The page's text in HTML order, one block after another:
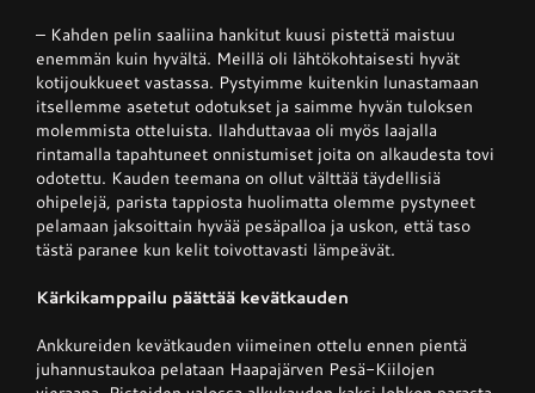
– Kahden pelin saaliina hankitut kuusi pistettä maistuu
enemmän kuin hyvältä. Meillä oli lähtökohtaisesti hyvät
kotijoukkueet vastassa. Pystyimme kuitenkin lunastamaan
itsellemme asetetut odotukset ja saimme hyvän tuloksen
molemmista otteluista. Ilahduttavaa oli myös laajalla
rintamalla tapahtuneet onnistumiset joita on alkaudesta tovi
odotettu. Kauden teemana on ollut välttää täydellisiä
ohipelejä, parista tappiosta huolimatta olemme pystyneet
pelamaan jaksoittain hyvää pesäpalloa ja uskon, että taso
tästä paranee kun kelit toivottavasti lämpeävät.
Kärkikamppailu päättää kevätkauden
Ankkureiden kevätkauden viimeinen ottelu ennen pientä
juhannustaukoa pelataan Haapajärven Pesä-Kiilojen